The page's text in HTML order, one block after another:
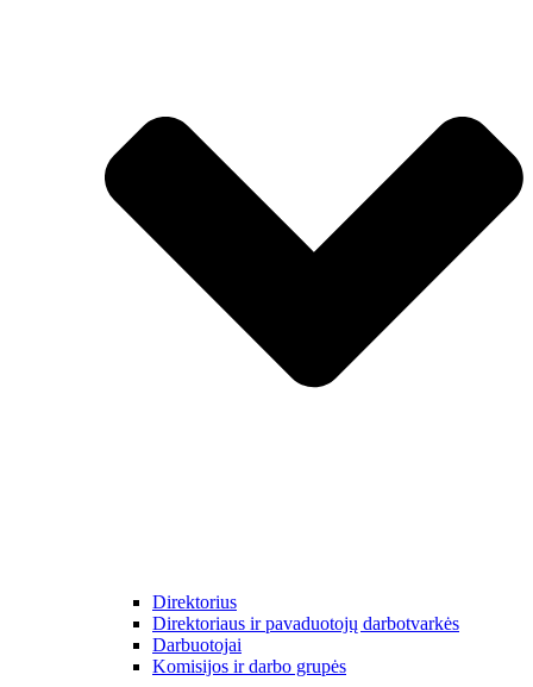
Direktorius
Direktoriaus ir pavaduotojų darbotvarkės
Darbuotojai
Komisijos ir darbo grupės